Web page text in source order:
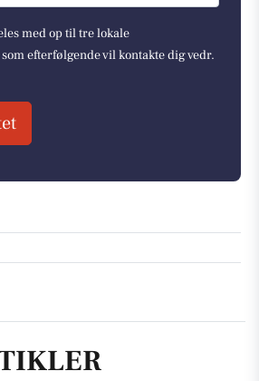
med op til tre lokale
efterfølgende vil kontakte dig vedr.